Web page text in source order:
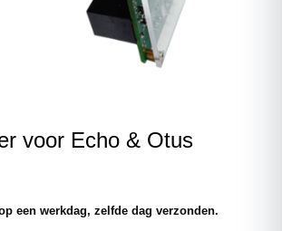
voor Echo & Otus
een werkdag, zelfde dag verzonden.